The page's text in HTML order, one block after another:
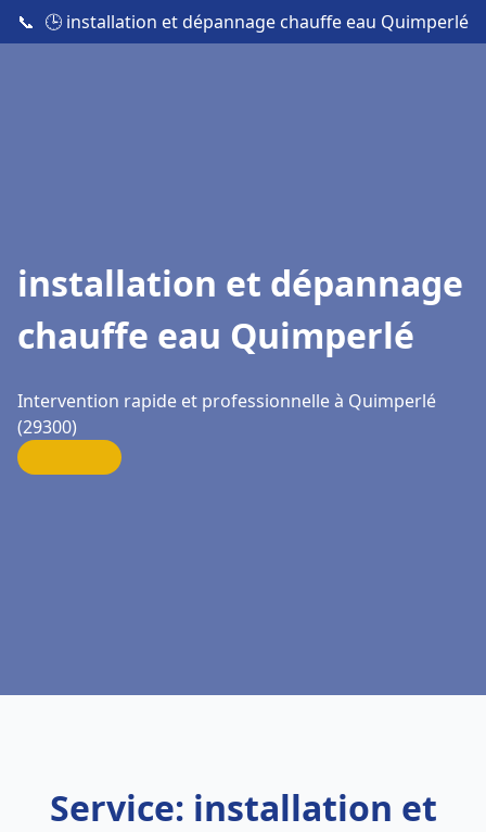
📞 🕒 installation et dépannage chauffe eau Quimperlé
installation et dépannage
chauffe eau Quimperlé
Intervention rapide et professionnelle à Quimperlé
(29300)
Service: installation et